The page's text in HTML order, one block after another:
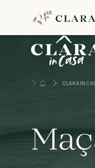
CLARA IN